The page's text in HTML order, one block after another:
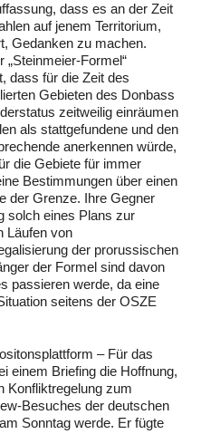
dass es an der Zeit
auf jenem Territorium,
Gedanken zu machen.
„Steinmeier-Formel“
dass für die Zeit des
Gebieten des Donbass
zeitweilig einräumen
als stattgefundene und den
anerkennen würde,
die Gebiete für immer
Bestimmungen über einen
der Grenze. Ihre Gegner
solch eines Plans zur
Läufen von
der prorussischen
der Formel sind davon
passieren werde, da eine
seitens der OSZE
– Für das
einem Briefing die Hoffnung,
Konfliktregelung zum
Besuches der deutschen
Sonntag werde. Er fügte